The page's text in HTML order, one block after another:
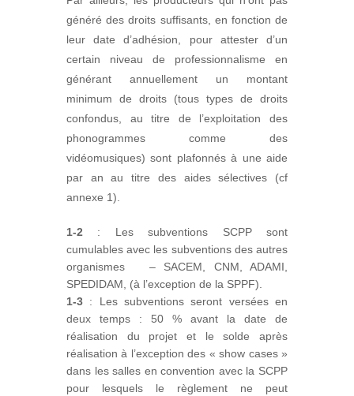
généré des droits suffisants, en fonction de
leur date d’adhésion, pour attester d’un
certain niveau de professionnalisme en
générant annuellement un montant
minimum de droits (tous types de droits
confondus, au titre de l’exploitation des
phonogrammes comme des
vidéomusiques) sont plafonnés à une aide
par an au titre des aides sélectives (cf
annexe 1).
1-2 : Les subventions SCPP sont
cumulables avec les subventions des autres
organismes – SACEM, CNM, ADAMI,
SPEDIDAM, (à l’exception de la SPPF).
1-3 : Les subventions seront versées en
deux temps : 50 % avant la date de
réalisation du projet et le solde après
réalisation à l’exception des « show cases »
dans les salles en convention avec la SCPP
pour lesquels le règlement ne peut